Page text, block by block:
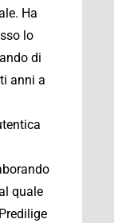
Ha
lo
di
anni a
quale